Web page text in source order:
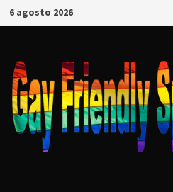
6 agosto 2026